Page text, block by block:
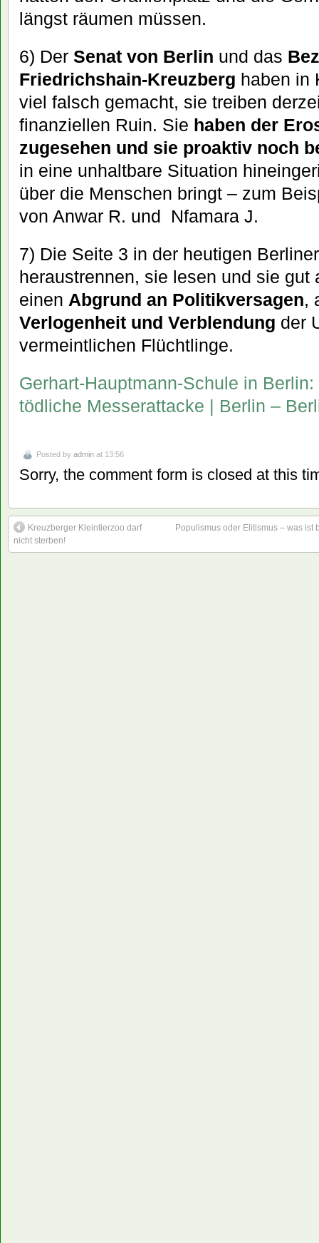
längst räumen müssen.
6) Der Senat von Berlin und das
Friedrichshain-Kreuzberg haben in
viel falsch gemacht, sie treiben
finanziellen Ruin. Sie haben der
zugesehen und sie proaktiv noch
in eine unhaltbare Situation
über die Menschen bringt – zum
von Anwar R. und Nfamara J.
7) Die Seite 3 in der heutigen
heraustrennen, sie lesen und sie gut
einen Abgrund an Politikversagen,
Verlogenheit und Verblendung der
vermeintlichen Flüchtlinge.
Gerhart-Hauptmann-Schule in
tödliche Messerattacke | Berlin –
Posted by admin at 13:56
Sorry, the comment form is closed at this
Kreuzberger Kleintierzoo darf
nicht sterben!
Populismus oder Elitismus – was ist